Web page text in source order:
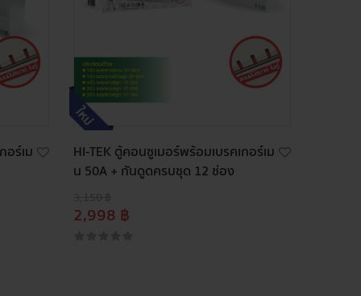
อร์เม
HI-TEK ตู้คอนซูเมอร์พร้อมเบรคเกอร์เม
น 50A + กันดูดครบชุด 12 ช่อง
2,998 ฿